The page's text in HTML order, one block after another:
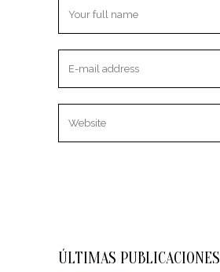
ÚLTIMAS PUBLICACIONES